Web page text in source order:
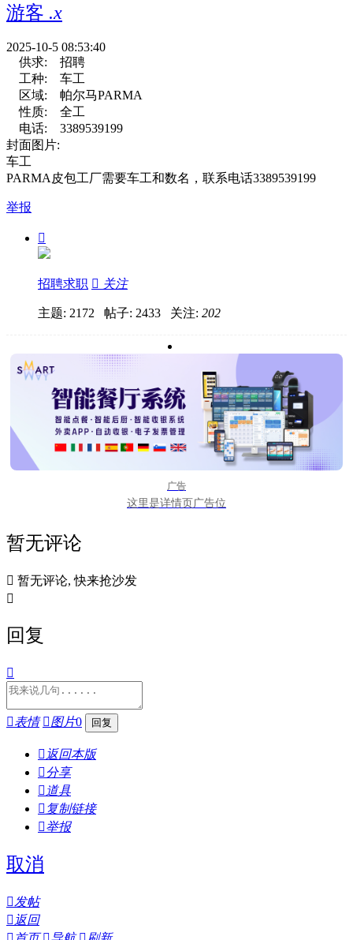
游客 .x
2025-10-5 08:53:40
供求:
招聘
工种:
车工
区域:
帕尔马PARMA
性质:
全工
电话:
3389539199
封面图片:
车工
PARMA皮包工厂需要车工和数名，联系电话3389539199
举报

招聘求职  关注
主题: 2172 帖子: 2433 关注: 202
广告
这里是详情页广告位
暂无评论
 暂无评论, 快来抢沙发

回复

表情 图片0
 返回本版
分享
 道具
 复制链接
举报
取消
发帖
 返回